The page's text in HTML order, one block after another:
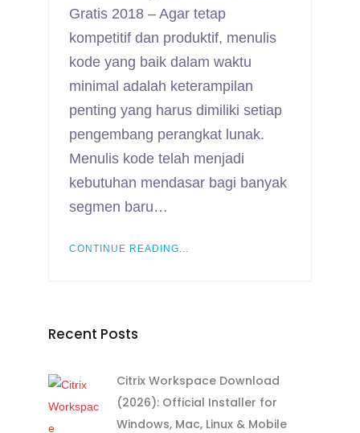
Gratis 2018 – Agar tetap
kompetitif dan produktif, menulis
kode yang baik dalam waktu
minimal adalah keterampilan
penting yang harus dimiliki setiap
pengembang perangkat lunak.
Menulis kode telah menjadi
kebutuhan mendasar bagi banyak
segmen baru…
CONTINUE READING...
Recent Posts
Citrix Workspace Download
(2026): Official Installer for
Windows, Mac, Linux & Mobile